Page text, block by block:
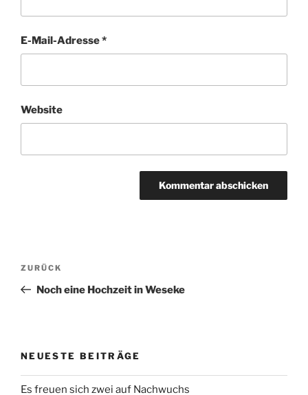
E-Mail-Adresse*
Website
Beitragsnavigation
Vorheriger
Beitrag
ZURÜCK
Noch eine Hochzeit in Weseke
NEUESTE BEITRÄGE
Es freuen sich zwei auf Nachwuchs